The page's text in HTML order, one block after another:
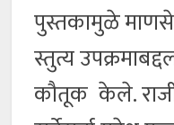
पुस्तकामुळे
स्तुत्य
कौतूक केले.